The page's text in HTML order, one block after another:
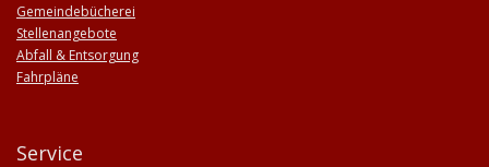
Gemeindebücherei
Stellenangebote
Abfall & Entsorgung
Fahrpläne
Service